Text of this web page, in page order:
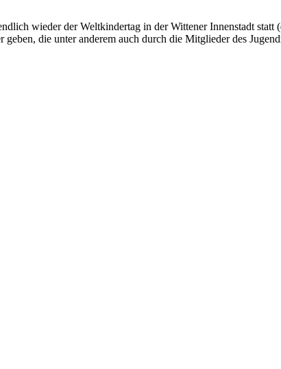
wieder der Weltkindertag in der Wittener Innenstadt statt
die unter anderem auch durch die Mitglieder des